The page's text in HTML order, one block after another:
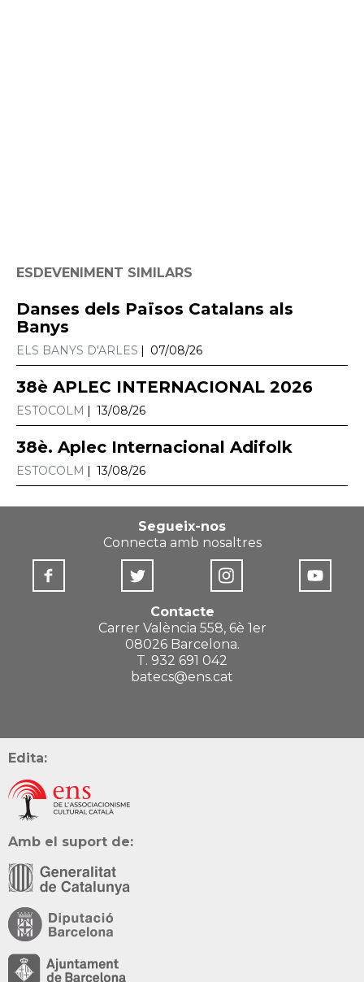
ESDEVENIMENT SIMILARS
Danses dels Països Catalans als
Banys
ELS BANYS D'ARLES 07/08/26
38è APLEC INTERNACIONAL 2026
ESTOCOLM 13/08/26
38è. Aplec Internacional Adifolk
ESTOCOLM 13/08/26
Segueix-nos
Connecta amb nosaltres
Contacte
Carrer València 558, 6è 1er
08026 Barcelona.
T. 932 691 042
batecs@ens.cat
Edita:
Amb el suport de: